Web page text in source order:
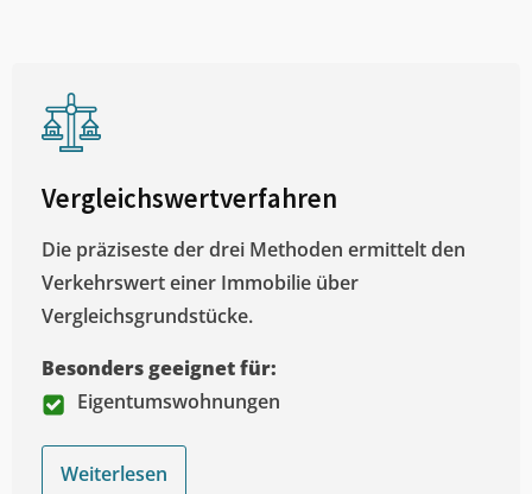
Vergleichswertverfahren
Die präziseste der drei Methoden ermittelt den
Verkehrswert einer Immobilie über
Vergleichsgrundstücke.
Besonders geeignet für:
Eigentumswohnungen
Weiterlesen